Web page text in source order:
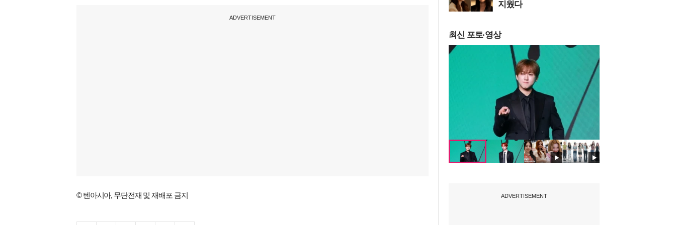
ADVERTISEMENT
© 텐아시아, 무단전재 및 재배포 금지
지웠다
최신 포토·영상
ADVERTISEMENT